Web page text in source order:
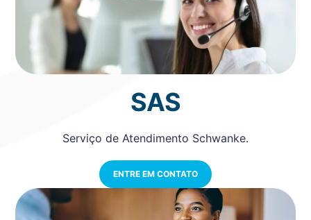
SAS
Serviço de Atendimento Schwanke.
ENTRE EM CONTATO